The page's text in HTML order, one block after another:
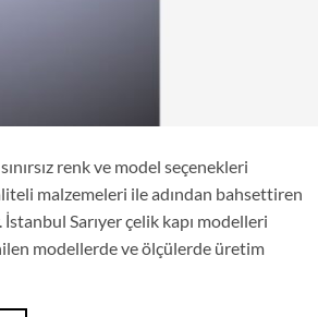
renk ve model seçenekleri
malzemeleri ile adından bahsettiren
Sarıyer çelik kapı modelleri
modellerde ve ölçülerde üretim